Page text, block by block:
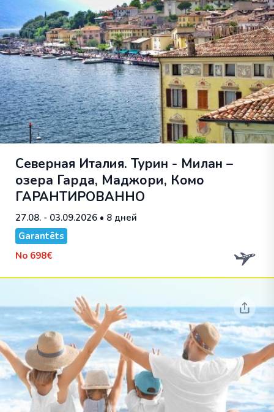
Северная Италия. Турин - Милан –
озера Гарда, Маджори, Комо
ГАРАНТИРОВАННО
27.08. - 03.09.2026 • 8 дней
Garantēts
No 698€